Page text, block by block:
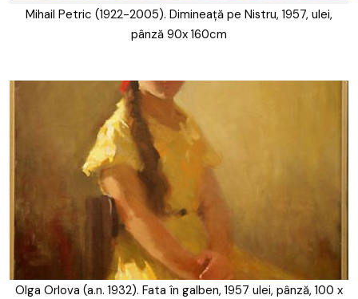
Mihail Petric (1922-2005). Dimineață pe Nistru, 1957, ulei,
pânză 90x 160cm
Olga Orlova (a.n. 1932). Fata în galben, 1957 ulei, pânză, 100 x